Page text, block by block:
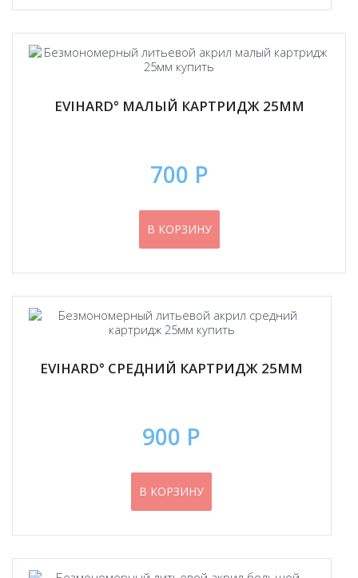
EVIHARD° МАЛЫЙ КАРТРИДЖ 25ММ
700 Р
В КОРЗИНУ
EVIHARD° СРЕДНИЙ КАРТРИДЖ 25ММ
900 Р
В КОРЗИНУ